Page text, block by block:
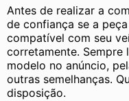
Antes de realizar a
de confiança se a
compatível com seu
corretamente. Sempre
modelo no anúncio,
outras semelhanças.
disposição.